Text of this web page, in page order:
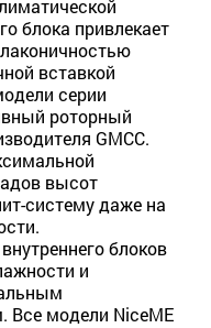
блока привлекает
вставкой
серии
роторный
GMCC.
высот
систему даже на
блоков
и
Все модели NiceME